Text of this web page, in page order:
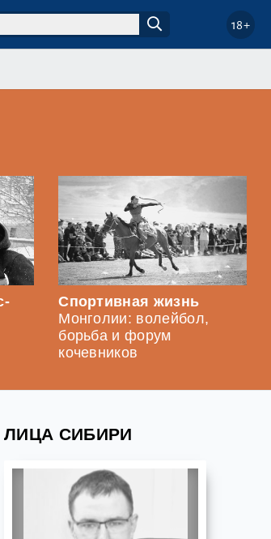
18+
Спортивная жизнь
Монголии: волейбол,
борьба и форум
кочевников
ЛИЦА СИБИРИ